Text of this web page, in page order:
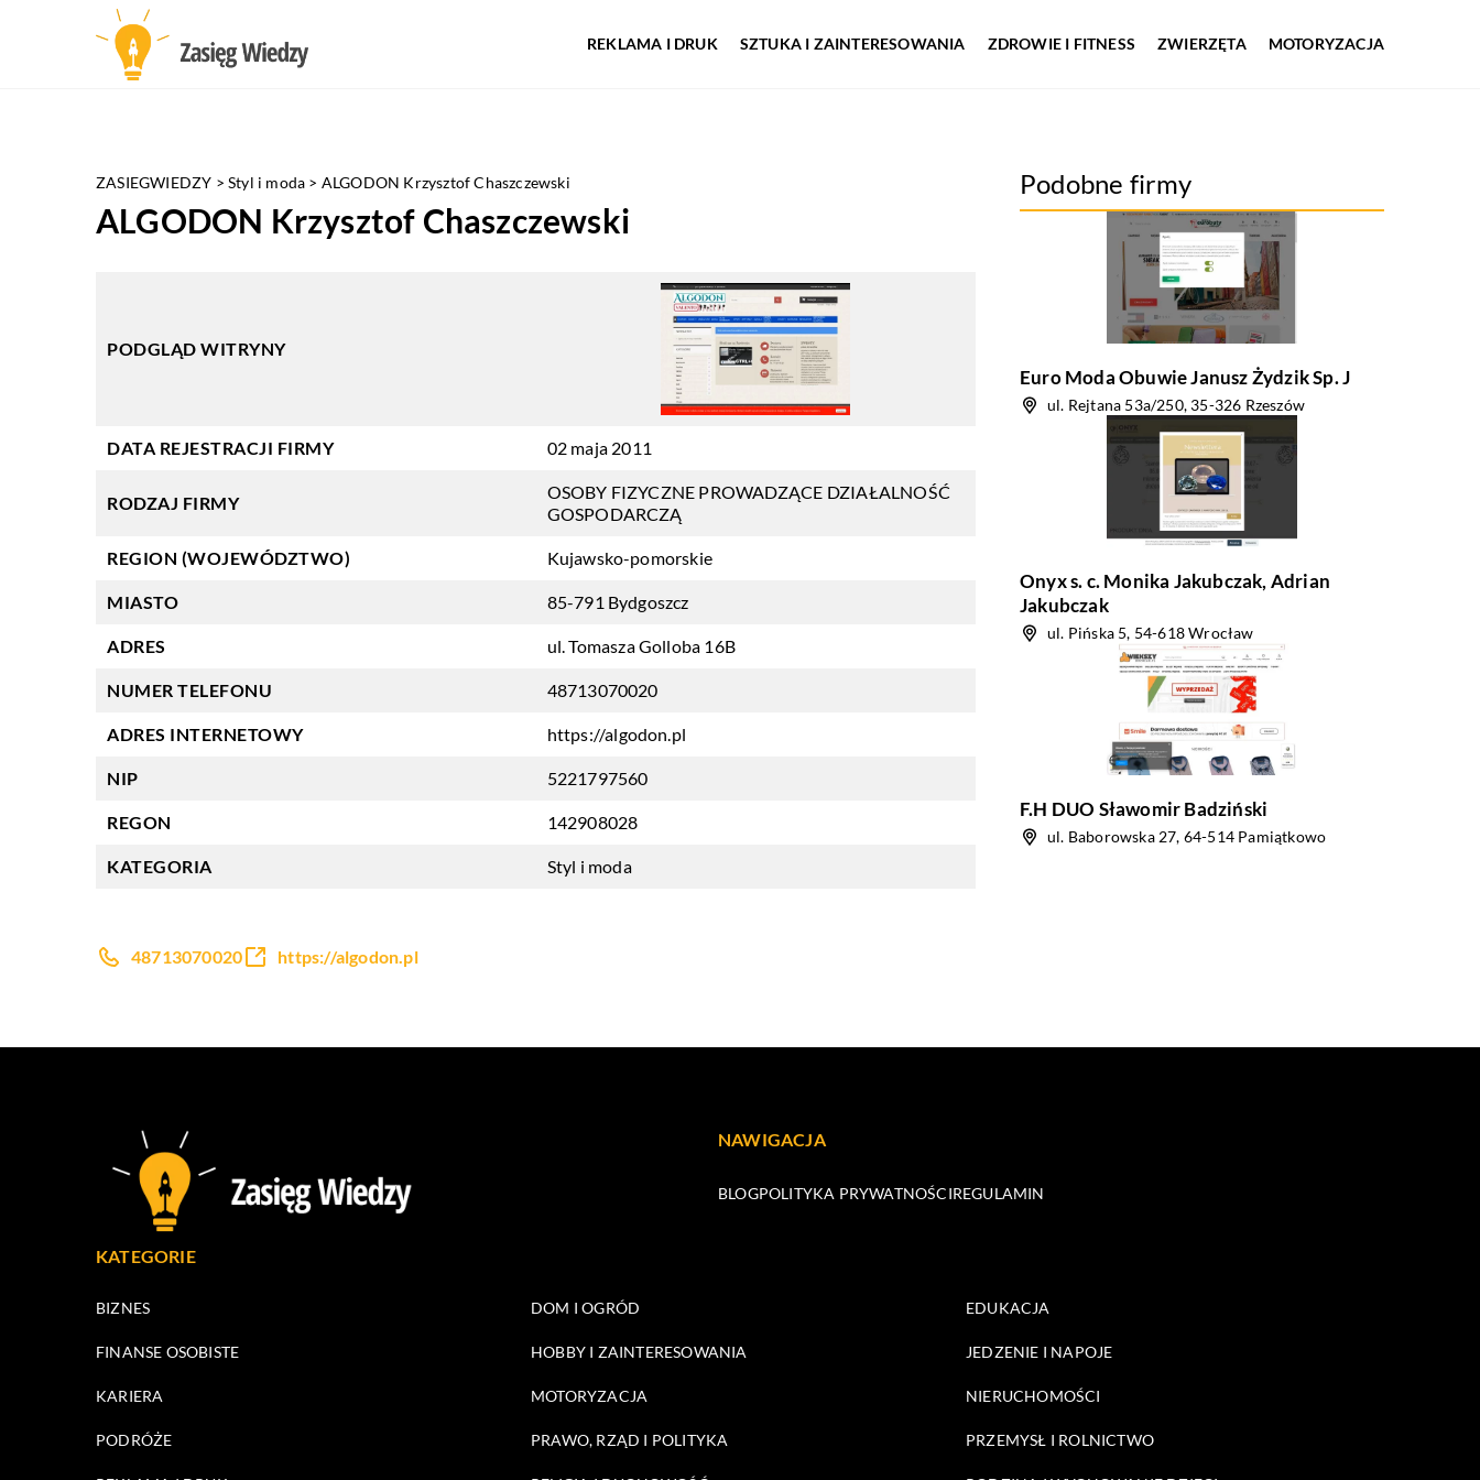
REKLAMA I DRUK SZTUKA I ZAINTERESOWANIA ZDROWIE I FITNESS ZWIERZĘTA MOTORYZACJA
ZASIEGWIEDZY >Styl i moda > ALGODON Krzysztof Chaszczewski
ALGODON Krzysztof Chaszczewski
PODGLĄD WITRYNY
DATA REJESTRACJI FIRMY 02 maja 2011
RODZAJ FIRMY
OSOBY FIZYCZNE PROWADZĄCE DZIAŁALNOŚĆ
GOSPODARCZĄ
REGION (WOJEWÓDZTWO) Kujawsko-pomorskie
MIASTO 85-791 Bydgoszcz
ADRES ul. Tomasza Golloba 16B
NUMER TELEFONU 48713070020
ADRES INTERNETOWY https://algodon.pl
NIP 5221797560
REGON 142908028
KATEGORIA Styl i moda
Podobne firmy
Euro Moda Obuwie Janusz Żydzik Sp. J
ul. Rejtana 53a/250, 35-326 Rzeszów
Onyx s. c. Monika Jakubczak, Adrian
Jakubczak
ul. Pińska 5, 54-618 Wrocław
F.H DUO Sławomir Badziński
ul. Baborowska 27, 64-514 Pamiątkowo
48713070020 https://algodon.pl
NAWIGACJA
BLOGPOLITYKA PRYWATNOŚCIREGULAMIN
KATEGORIE
BIZNES DOM I OGRÓD EDUKACJA
FINANSE OSOBISTE HOBBY I ZAINTERESOWANIA JEDZENIE I NAPOJE
KARIERA MOTORYZACJA NIERUCHOMOŚCI
PODRÓŻE PRAWO, RZĄD I POLITYKA PRZEMYSŁ I ROLNICTWO